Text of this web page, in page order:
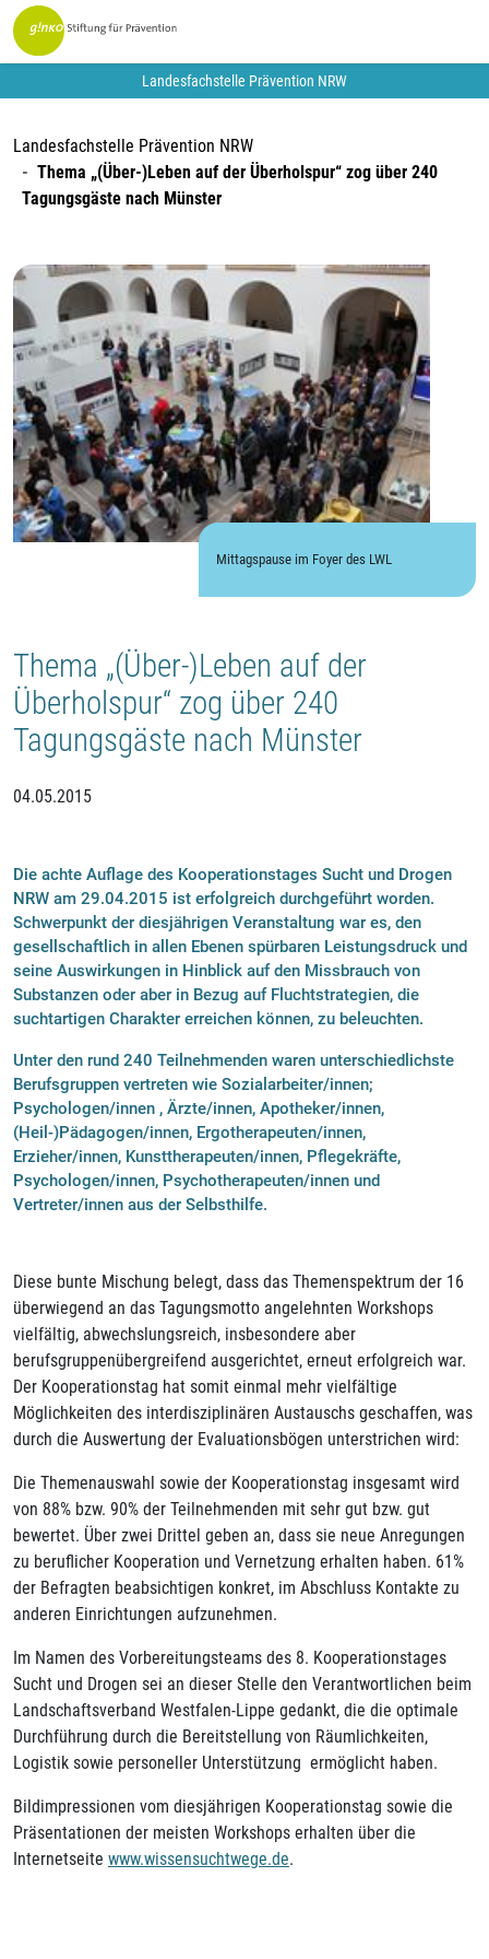
Landesfachstelle Prävention NRW
Landesfachstelle Prävention NRW
Thema „(Über-)Leben auf der Überholspur“ zog über 240
Tagungsgäste nach Münster
Mittagspause im Foyer des LWL
Thema „(Über-)Leben auf der
Überholspur“ zog über 240
Tagungsgäste nach Münster
04.05.2015
Die achte Auflage des Kooperationstages Sucht und Drogen
NRW am 29.04.2015 ist erfolgreich durchgeführt worden.
Schwerpunkt der diesjährigen Veranstaltung war es, den
gesellschaftlich in allen Ebenen spürbaren Leistungsdruck und
seine Auswirkungen in Hinblick auf den Missbrauch von
Substanzen oder aber in Bezug auf Fluchtstrategien, die
suchtartigen Charakter erreichen können, zu beleuchten.
Unter den rund 240 Teilnehmenden waren unterschiedlichste
Berufsgruppen vertreten wie Sozialarbeiter/innen;
Psychologen/innen , Ärzte/innen, Apotheker/innen,
(Heil-)Pädagogen/innen, Ergotherapeuten/innen,
Erzieher/innen, Kunsttherapeuten/innen, Pflegekräfte,
Psychologen/innen, Psychotherapeuten/innen und
Vertreter/innen aus der Selbsthilfe.
Diese bunte Mischung belegt, dass das Themenspektrum der 16
überwiegend an das Tagungsmotto angelehnten Workshops
vielfältig, abwechslungsreich, insbesondere aber
berufsgruppenübergreifend ausgerichtet, erneut erfolgreich war.
Der Kooperationstag hat somit einmal mehr vielfältige
Möglichkeiten des interdisziplinären Austauschs geschaffen, was
durch die Auswertung der Evaluationsbögen unterstrichen wird:
Die Themenauswahl sowie der Kooperationstag insgesamt wird
von 88% bzw. 90% der Teilnehmenden mit sehr gut bzw. gut
bewertet. Über zwei Drittel geben an, dass sie neue Anregungen
zu beruflicher Kooperation und Vernetzung erhalten haben. 61%
der Befragten beabsichtigen konkret, im Abschluss Kontakte zu
anderen Einrichtungen aufzunehmen.
Im Namen des Vorbereitungsteams des 8. Kooperationstages
Sucht und Drogen sei an dieser Stelle den Verantwortlichen beim
Landschaftsverband Westfalen-Lippe gedankt, die die optimale
Durchführung durch die Bereitstellung von Räumlichkeiten,
Logistik sowie personeller Unterstützung ermöglicht haben.
Bildimpressionen vom diesjährigen Kooperationstag sowie die
Präsentationen der meisten Workshops erhalten über die
Internetseite www.wissensuchtwege.de.